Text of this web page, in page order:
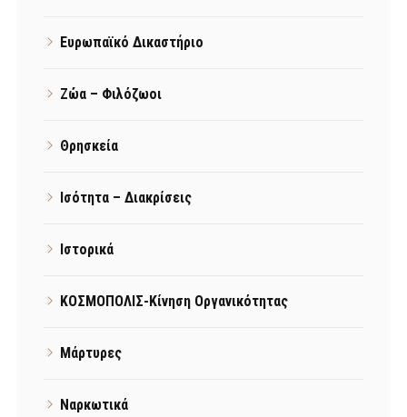
Ευρωπαϊκό Δικαστήριο
Ζώα – Φιλόζωοι
Θρησκεία
Ισότητα – Διακρίσεις
Ιστορικά
ΚΟΣΜΟΠΟΛΙΣ-Κίνηση Οργανικότητας
Μάρτυρες
Ναρκωτικά